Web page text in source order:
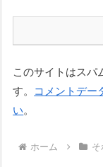
このサイトはスパ
す。
コメントデー
い。
ホーム